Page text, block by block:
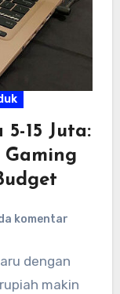
15 Juta:
komentar
dengan
makin